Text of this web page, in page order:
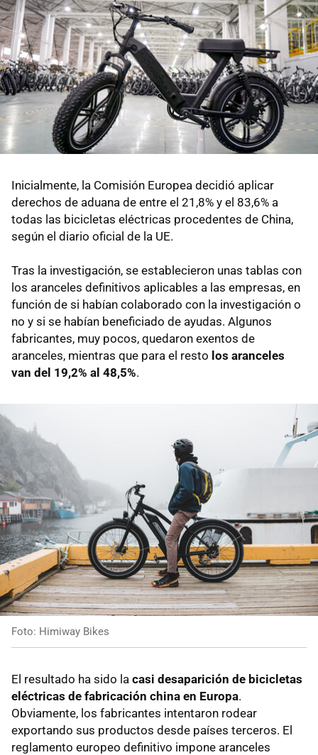
Inicialmente, la Comisión Europea decidió aplicar
derechos de aduana de entre el 21,8% y el 83,6% a
todas las bicicletas eléctricas procedentes de China,
según el diario oficial de la UE.
Tras la investigación, se establecieron unas tablas con
los aranceles definitivos aplicables a las empresas, en
función de si habían colaborado con la investigación o
no y si se habían beneficiado de ayudas. Algunos
fabricantes, muy pocos, quedaron exentos de
aranceles, mientras que para el resto los aranceles
van del 19,2% al 48,5%.
Foto: Himiway Bikes
El resultado ha sido la casi desaparición de bicicletas
eléctricas de fabricación china en Europa.
Obviamente, los fabricantes intentaron rodear
exportando sus productos desde países terceros. El
reglamento europeo definitivo impone aranceles